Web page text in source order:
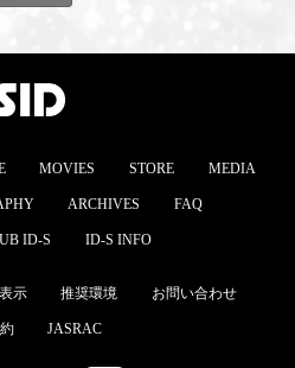
MOVIES STORE MEDIA
ARCHIVES FAQ
ID-S ID-S INFO
示 推奨環境 お問い合わせ
JASRAC